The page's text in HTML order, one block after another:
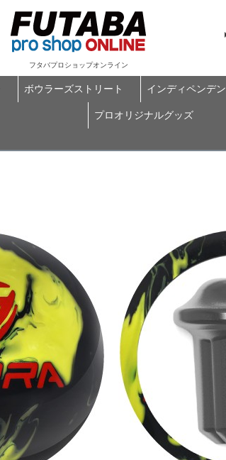
フタバプロショップオンライン
ボウラーズストリート インディペンデン
プロオリジナルグッズ